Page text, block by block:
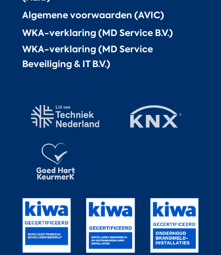
Algemene voorwaarden (AVIC)
WKA-verklaring (MD Service B.V.)
WKA-verklaring (MD Service
Beveiliging & IT B.V.)